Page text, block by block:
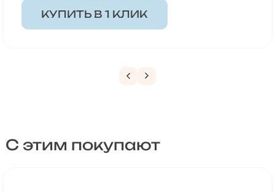
КУПИТЬ В 1 КЛИК
С этим покупают